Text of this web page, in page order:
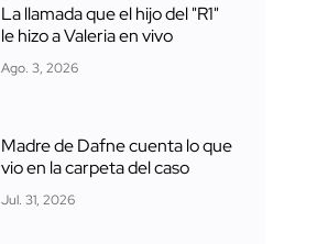
La llamada que el hijo del "R1"
le hizo a Valeria en vivo
Ago. 3, 2026
Madre de Dafne cuenta lo que
vio en la carpeta del caso
Jul. 31, 2026